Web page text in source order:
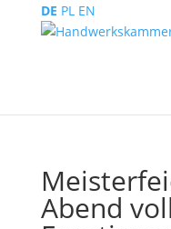
DE PL EN
Abend